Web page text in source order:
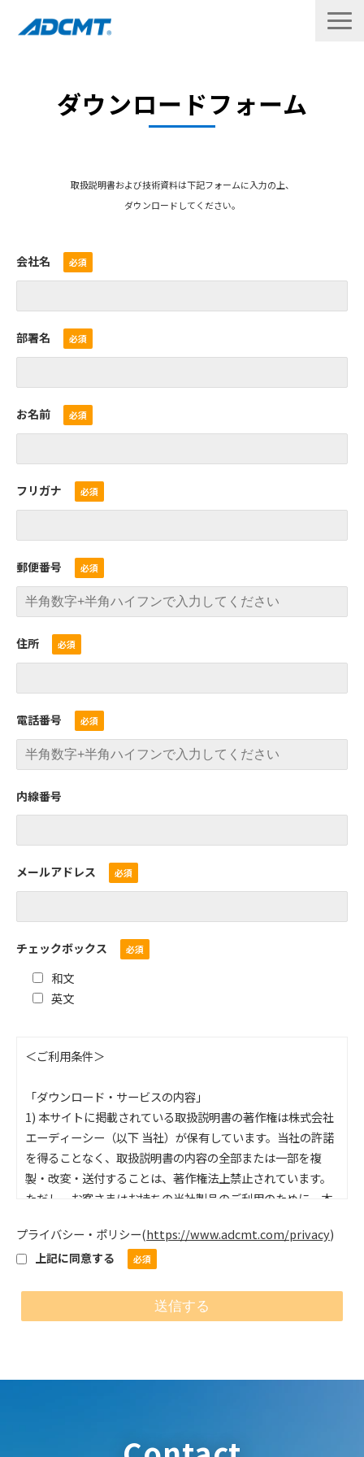
修理・校正
ダウンロードフォーム
取扱説明書および技術資料は下記フォームに入力の上、
ダウンロードしてください。
会社名
部署名
お名前
フリガナ
郵便番号
住所
電話番号
内線番号
メールアドレス
チェックボックス
和文
英文
＜ご利用条件＞
「ダウンロード・サービスの内容」
1) 本サイトに掲載されている取扱説明書の著作権は株式会社
エーディーシー（以下 当社）が保有しています。当社の許諾
を得ることなく、取扱説明書の内容の全部または一部を複
製・改変・送付することは、著作権法上禁止されています。
ただし、お客さまはお持ちの当社製品のご利用のために、本
ウトするとこが出来ます。本サイトに掲載されている情報
は、各国の著作権法、各種条約およびその他の法律で保護さ
2) 本サイトでは、当社が発売した全機種の取扱説明書の公開
はしておりません。ご希望の取扱説明書が無い場合は、当社
「取扱説明書の内容」
すので、ご承知おきください。
プライバシー・ポリシー(https://www.adcmt.com/privacy)
上記に同意する